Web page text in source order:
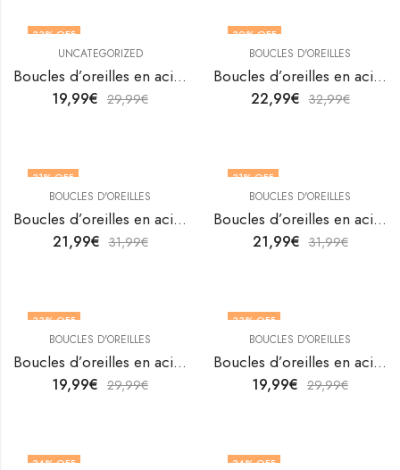
33% OFF
UNCATEGORIZED
Boucles d’oreilles en acier inoxydable plaqué or 18K de V&F Jewelers
19,99€ 29,99€
30% OFF
BOUCLES D'OREILLES
Boucles d’oreilles en acier inoxydable plaqué or 18K de V&F Jewelers
22,99€ 32,99€
31% OFF
BOUCLES D'OREILLES
Boucles d’oreilles en acier inoxydable plaqué or 18K de V&F Jewelers
21,99€ 31,99€
31% OFF
BOUCLES D'OREILLES
Boucles d’oreilles en acier inoxydable plaqué or 18K de V&F Jewelers
21,99€ 31,99€
33% OFF
BOUCLES D'OREILLES
Boucles d’oreilles en acier inoxydable plaqué or 18K de V&F Jewelers
19,99€ 29,99€
33% OFF
BOUCLES D'OREILLES
Boucles d’oreilles en acier inoxydable plaqué or 18K de V&F Jewelers
19,99€ 29,99€
34% OFF 34% OFF